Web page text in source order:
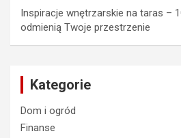
Inspiracje wnętrzarskie na taras –
odmienią Twoje przestrzenie
Kategorie
Dom i ogród
Finanse